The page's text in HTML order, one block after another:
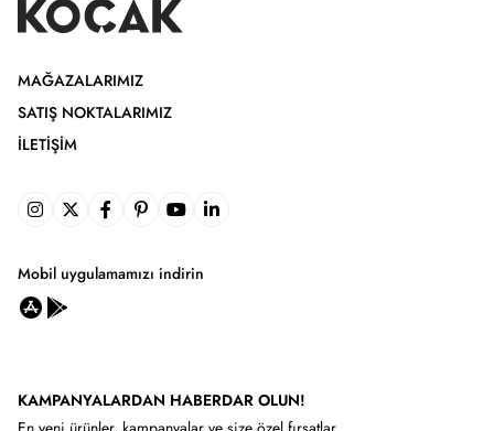
MAĞAZALARIMIZ
SATIŞ NOKTALARIMIZ
İLETIŞIM
Mobil uygulamamızı indirin
KAMPANYALARDAN HABERDAR OLUN!